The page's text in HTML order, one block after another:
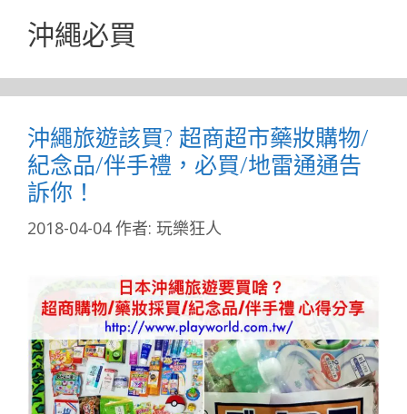
沖繩必買
沖繩旅遊該買? 超商超市藥妝購物/
紀念品/伴手禮，必買/地雷通通告
訴你！
2018-04-04 作者: 玩樂狂人